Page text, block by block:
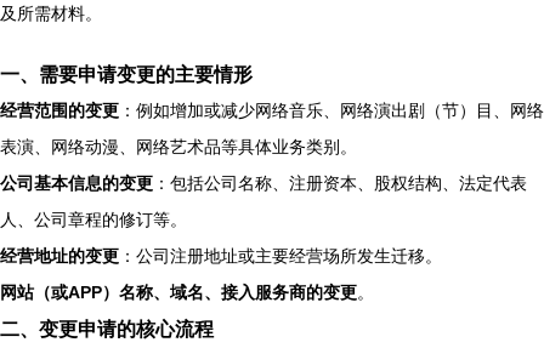
及所需材料。
一、需要申请变更的主要情形
经营范围的变更 ：例如增加或减少网络音乐、网络演出剧（节）目、网络
表演、网络动漫、网络艺术品等具体业务类别。
公司基本信息的变更 ：包括公司名称、注册资本、股权结构、法定代表
人、公司章程的修订等。
经营地址的变更 ：公司注册地址或主要经营场所发生迁移。
网站（或APP）名称、域名、接入服务商的变更。
二、变更申请的核心流程